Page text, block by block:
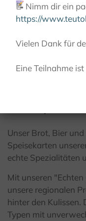
Unser Brot, Bier
Speisekarten
echte Spezialitäten
Mit unseren
unsere regionalen
hinter den Kulissen.
Typen mit
📝 Nimm dir ein
https://
Vielen Dank für
Eine Teilnahme